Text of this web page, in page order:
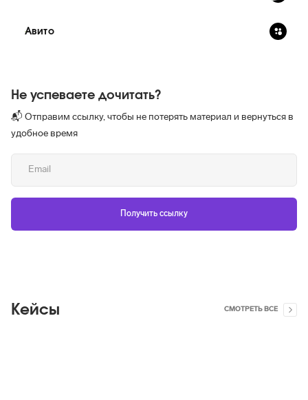
Авито
Не успеваете дочитать?
📬 Отправим ссылку, чтобы не потерять материал и вернуться в
удобное время
Кейсы СМОТРЕТЬ ВСЕ